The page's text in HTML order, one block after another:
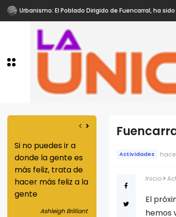
Urbanismo: El Poblado Dirigido de Fuencarral, ha
no puedes ir a
la gente es
feliz, trata de
más feliz a la
Ashleigh Brilliant
Nunca subestimes
tu habilidad para
mejorar la vida de
alguien
que se
la
Actividades
Inicio
El
hemos